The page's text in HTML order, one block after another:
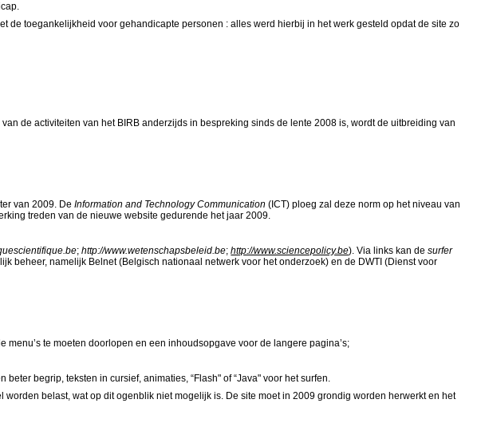
de toegankelijkheid voor gehandicapte personen : alles werd hierbij in het werk gesteld opdat desite zo
de activiteiten van het BIRB anderzijds in bespreking sinds de lente 2008 is, wordt de uitbreiding van
van 2009. DeInformation and Technology Communication (ICT) ploeg zal deze norm op het niveau van
treden van de nieuwewebsite gedurende het jaar 2009.
;http://www.wetenschapsbeleid.be;http://www.sciencepolicy.be). Via links kan desurfer
beheer, namelijk Belnet (Belgisch nationaal netwerk voor het onderzoek) en de DWTI (Dienst voor
menu’s te moeten doorlopen en een inhoudsopgave voor de langere pagina’s;
beter begrip, teksten in cursief, animaties, “Flash" of “Java" voor het surfen.
belast, wat op dit ogenblik niet mogelijk is. De site moet in 2009 grondig worden herwerkt en het